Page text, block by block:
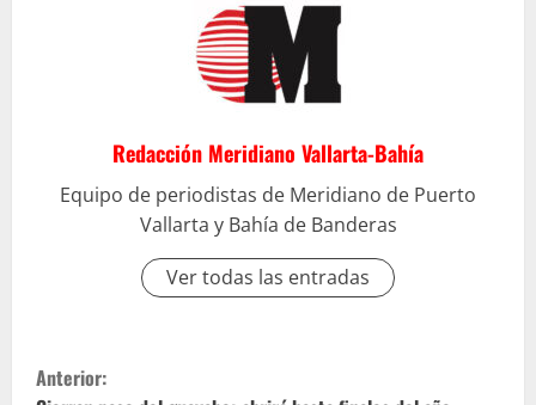
Redacción Meridiano Vallarta-Bahía
Equipo de periodistas de Meridiano de Puerto
Vallarta y Bahía de Banderas
Ver todas las entradas
S
Anterior: